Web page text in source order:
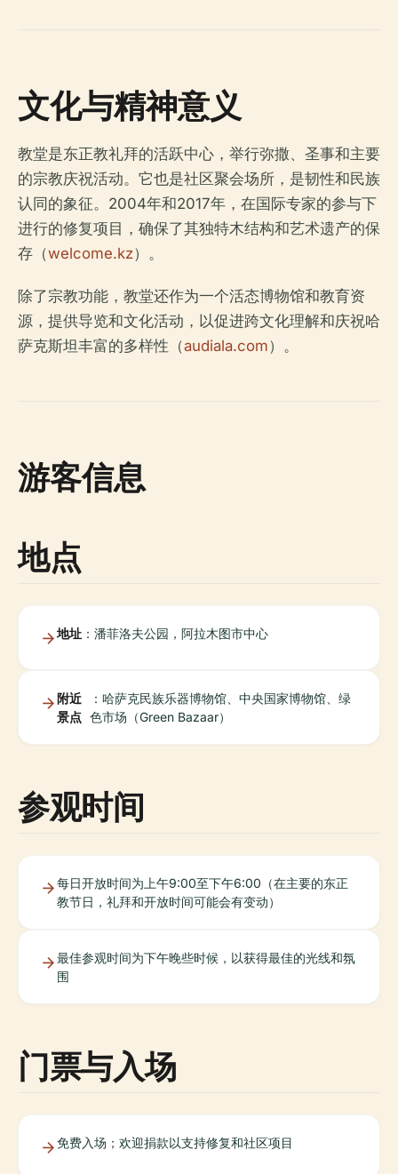
文化与精神意义
教堂是东正教礼拜的活跃中心，举行弥撒、圣事和主要
的宗教庆祝活动。它也是社区聚会场所，是韧性和民族
认同的象征。2004年和2017年，在国际专家的参与下
进行的修复项目，确保了其独特木结构和艺术遗产的保
存（welcome.kz）。
除了宗教功能，教堂还作为一个活态博物馆和教育资
源，提供导览和文化活动，以促进跨文化理解和庆祝哈
萨克斯坦丰富的多样性（audiala.com）。
游客信息
地点
地址 ：潘菲洛夫公园，阿拉木图市中心
附近
景点
：哈萨克民族乐器博物馆、中央国家博物馆、绿
色市场（Green Bazaar）
参观时间
每日开放时间为上午9:00至下午6:00（在主要的东正
教节日，礼拜和开放时间可能会有变动）
最佳参观时间为下午晚些时候，以获得最佳的光线和氛
围
门票与入场
免费入场；欢迎捐款以支持修复和社区项目